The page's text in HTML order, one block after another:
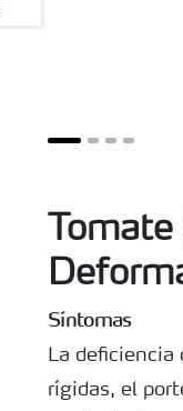
Síntomas
La deficiencia
rígidas, el